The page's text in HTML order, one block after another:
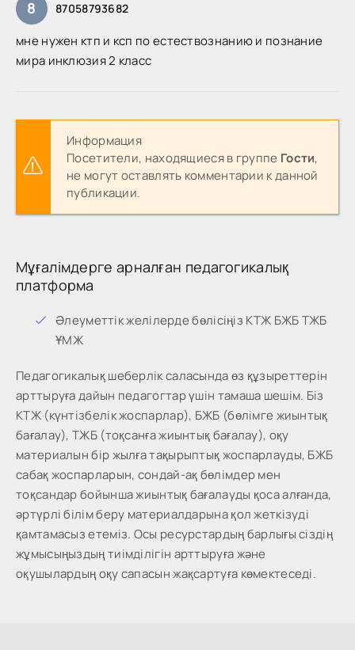
8 87058793682
мне нужен ктп и ксп по естествознанию и познание
мира инклюзия 2 класс
Информация
Посетители, находящиеся в группе Гости,
не могут оставлять комментарии к данной
публикации.
Мұғалімдерге арналған педагогикалық
платформа
Әлеуметтік желілерде бөлісіңіз КТЖ БЖБ ТЖБ
ҰМЖ
Педагогикалық шеберлік саласында өз құзыреттерін
арттыруға дайын педагогтар үшін тамаша шешім. Біз
КТЖ (күнтізбелік жоспарлар), БЖБ (бөлімге жиынтық
бағалау), ТЖБ (тоқсанға жиынтық бағалау), оқу
материалын бір жылға тақырыптық жоспарлауды, БЖБ
сабақ жоспарларын, сондай-ақ бөлімдер мен
тоқсандар бойынша жиынтық бағалауды қоса алғанда,
әртүрлі білім беру материалдарына қол жеткізуді
қамтамасыз етеміз. Осы ресурстардың барлығы сіздің
жұмысыңыздың тиімділігін арттыруға және
оқушылардың оқу сапасын жақсартуға көмектеседі.